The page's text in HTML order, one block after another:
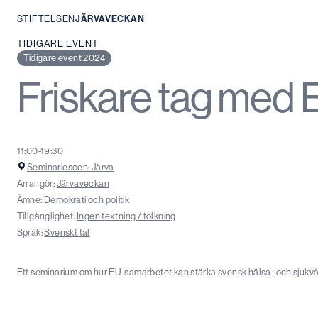
Hoppa
STIFTELSENJÄRVAVECKAN
TIDIGARE EVENT
Tidigare event 2024
Friskare tag med
11:00-19:30
Seminariescen: Järva
Arrangör: Järvaveckan
Ämne: Demokrati och politik
Tillgänglighet: Ingen textning / tolkning
Språk:Svenskt tal
Ett seminarium om hur EU-samarbetet kan stärka svensk hälsa- och